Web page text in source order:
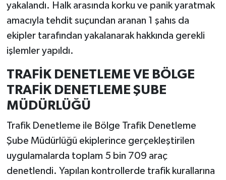
yakalandı. Halk arasında korku ve panik yaratmak
amacıyla tehdit suçundan aranan 1 şahıs da
ekipler tarafından yakalanarak hakkında gerekli
işlemler yapıldı.
TRAFİK DENETLEME VE BÖLGE
TRAFİK DENETLEME ŞUBE
MÜDÜRLÜĞÜ
Trafik Denetleme ile Bölge Trafik Denetleme
Şube Müdürlüğü ekiplerince gerçekleştirilen
uygulamalarda toplam 5 bin 709 araç
denetlendi. Yapılan kontrollerde trafik kurallarına